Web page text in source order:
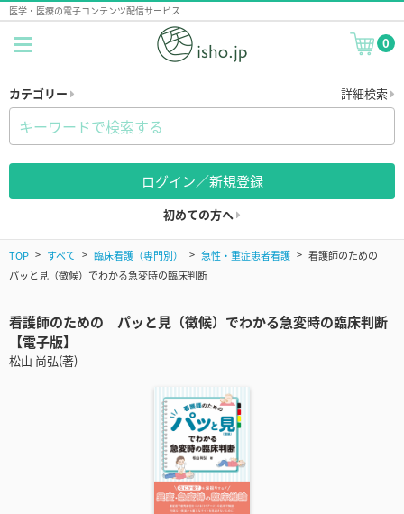
医学・医療の電子コンテンツ配信サービス
0
カテゴリー 詳細検索
ログイン／新規登録
初めての方へ
TOP すべて 臨床看護（専門別） 急性・重症患者看護
看護師のための
パッと見（徴候）でわかる急変時の臨床判断
看護師のための パッと見（徴候）でわかる急変時の臨床判断
【電子版】
松山 尚弘(著)